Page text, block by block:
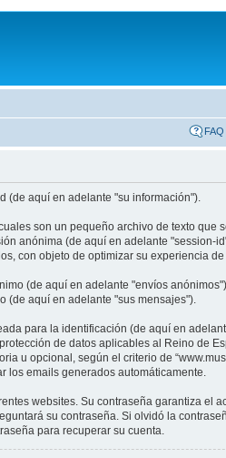
FAQ
(de aquí en adelante "su información").
son un pequeño archivo de texto que
anónima (de aquí en adelante "session-
con objeto de optimizar su experiencia
(de aquí en adelante "envíos
(de aquí en adelante "sus mensajes").
para la identificación (de aquí en
de datos aplicables al Reino de
u opcional, según el criterio de
los emails generados automáticamente.
websites. Su contraseña garantiza el
su contraseña. Si olvidó la
para recuperar su cuenta.